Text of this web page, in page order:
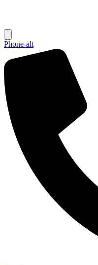
Phone-alt